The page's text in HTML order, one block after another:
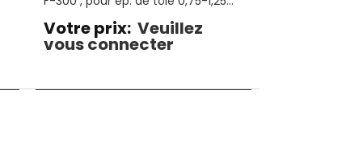
Votre prix: Veuillez
vous connecter